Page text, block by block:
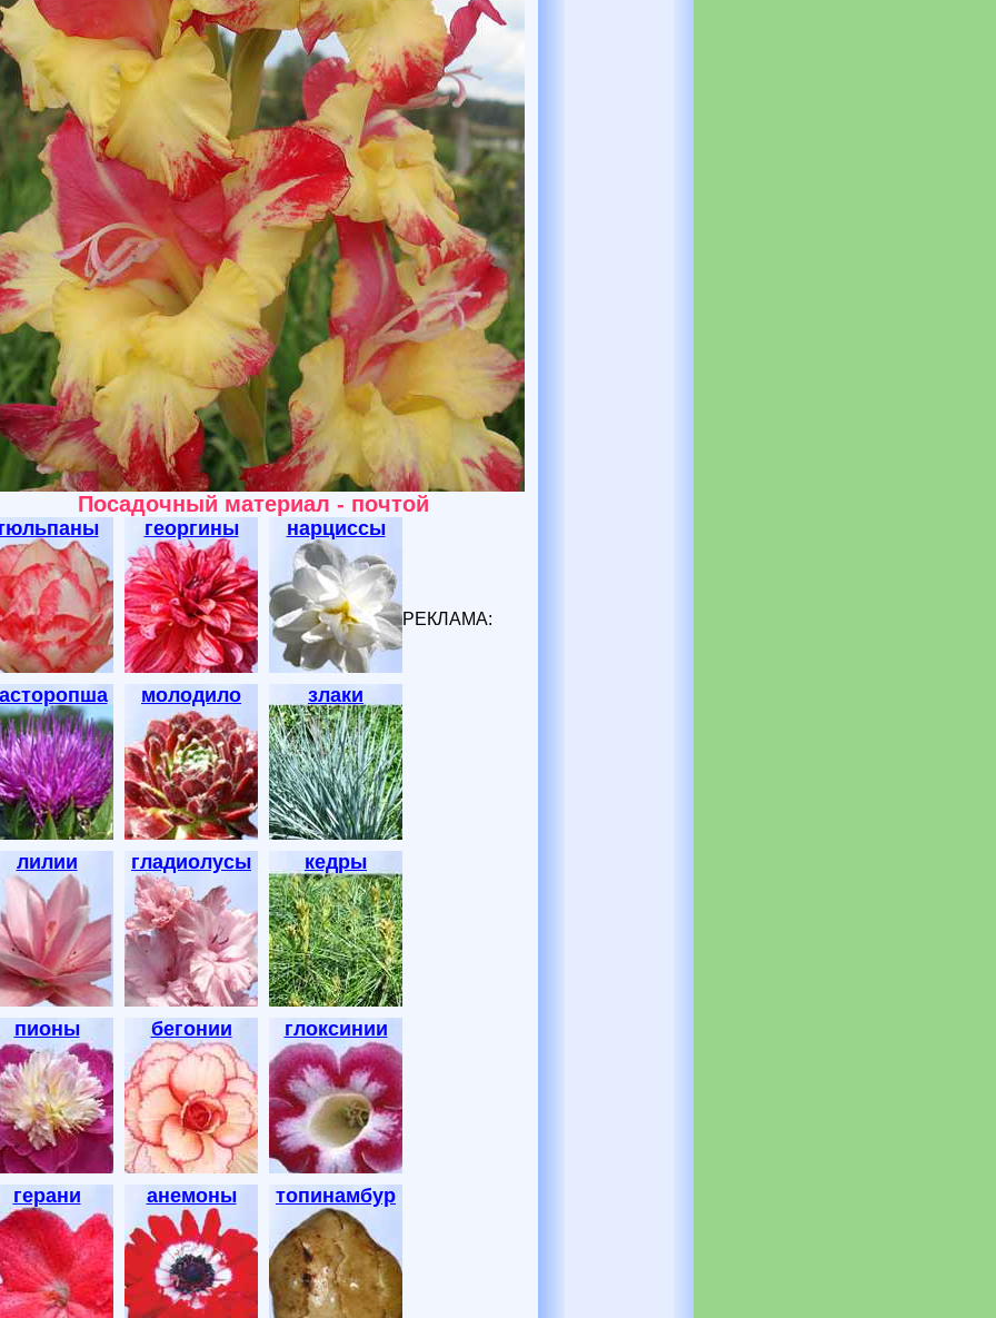
Посадочный материал - почтой
георгины нарциссы
молодило злаки
лилии гладиолусы кедры
пионы бегонии глоксинии
герани анемоны топинамбур
РЕКЛАМА: